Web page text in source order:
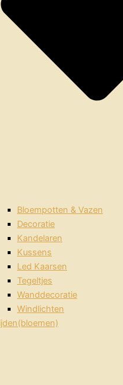
Bloempotten & Vazen
Decoratie
Kandelaren
Kussens
Led Kaarsen
Tegeltjes
Wanddecoratie
Windlichten